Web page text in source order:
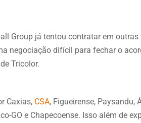
Group já tentou contratar em outras
negociação difícil para fechar o
Tricolor.
Caxias, CSA, Figueirense, Paysandu,
GO e Chapecoense. Isso além de